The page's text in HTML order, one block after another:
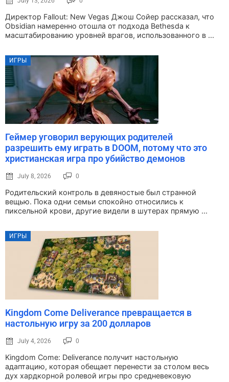
Директор Fallout: New Vegas Джош Сойер рассказал, что
Obsidian намеренно отошла от подхода Bethesda к
масштабированию уровней врагов, использованного в ...
ИГРЫ
Геймер уговорил верующих родителей
разрешить ему играть в DOOM, потому что это
христианская игра про убийство демонов
July 8, 2026 0
Родительский контроль в девяностые был странной
вещью. Пока одни семьи спокойно относились к
пиксельной крови, другие видели в шутерах прямую ...
ИГРЫ
Kingdom Come Deliverance превращается в
настольную игру за 200 долларов
July 4, 2026 0
Kingdom Come: Deliverance получит настольную
адаптацию, которая обещает перенести за столом весь
дух хардкорной ролевой игры про средневековую